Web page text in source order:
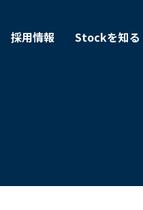
採用情報 Stockを知る